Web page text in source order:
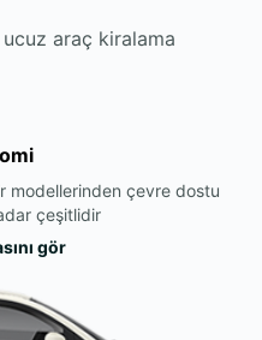
ucuz araç kiralama
modellerinden çevre dostu
çeşitlidir
gör